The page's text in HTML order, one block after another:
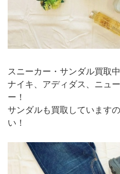
スニーカー・サンダル買取
ナイキ、アディダス、ニュ
ー！
サンダルも買取しています
い！